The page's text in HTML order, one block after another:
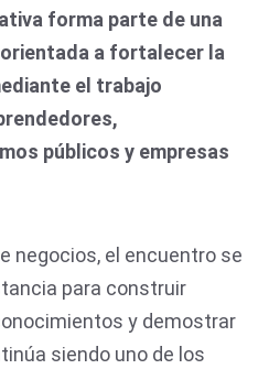
forma parte de una
a fortalecer la
el trabajo
públicos y empresas
negocios, el encuentro se
para construir
y demostrar
siendo uno de los